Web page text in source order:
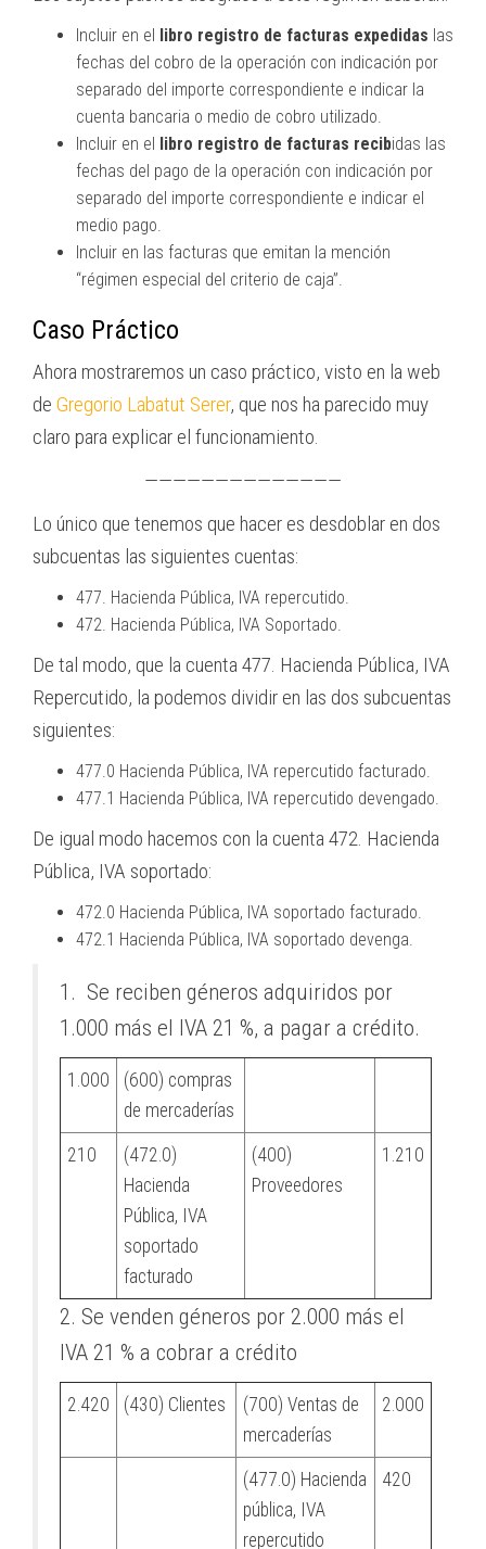
Incluir en el libro registro de facturas expedidas las
fechas del cobro de la operación con indicación por
separado del importe correspondiente e indicar la
cuenta bancaria o medio de cobro utilizado.
Incluir en el libro registro de facturas recibidas las
fechas del pago de la operación con indicación por
separado del importe correspondiente e indicar el
medio pago.
Incluir en las facturas que emitan la mención
“régimen especial del criterio de caja”.
Caso Práctico
Ahora mostraremos un caso práctico, visto en la web
de Gregorio Labatut Serer, que nos ha parecido muy
claro para explicar el funcionamiento.
——————————————
Lo único que tenemos que hacer es desdoblar en dos
subcuentas las siguientes cuentas:
477. Hacienda Pública, IVA repercutido.
472. Hacienda Pública, IVA Soportado.
De tal modo, que la cuenta 477. Hacienda Pública, IVA
Repercutido, la podemos dividir en las dos subcuentas
siguientes:
477.0 Hacienda Pública, IVA repercutido facturado.
477.1 Hacienda Pública, IVA repercutido devengado.
De igual modo hacemos con la cuenta 472. Hacienda
Pública, IVA soportado:
472.0 Hacienda Pública, IVA soportado facturado.
472.1 Hacienda Pública, IVA soportado devenga.
1. Se reciben géneros adquiridos por
1.000 más el IVA 21 %, a pagar a crédito.
1.000
(600) compras
de mercaderías
210
(472.0)
Hacienda
Pública, IVA
soportado
facturado
(400)
Proveedores
1.210
2. Se venden géneros por 2.000 más el
IVA 21 % a cobrar a crédito
2.420 (430) Clientes
(700) Ventas de
mercaderías
2.000
(477.0) Hacienda
pública, IVA
repercutido
420